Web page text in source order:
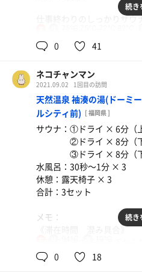
本当に夢のような時間で
も感激です。
施設の皆様、イベントを企
16時〜18時半まで滞在。
おひとりさまが多かで静か
《サウナ》
・14時アウフ、福岡さん
湯らっくすに着いて受付
15分後に福岡さんのアウ
ある事に気付き、猛ダッ
準備してサウナ室へ。
ご本人は「久しぶりだっ
と仰っていましたが、
また腕が上がってないか⁉︎
と思わせる素晴らしい風
大浦さんも参加してくだ
素敵な風と技を披露！
大浦さんの風にピッタリだ
仕事終わりのしっかりサウ
アイスサウナでふっと一息
最近ドームでZAFに頭をのせ
横になるのと、
フォレストで横になる
orZAFで坐禅スタイルが好
休憩でも必ずZAFに頭をの
あの紺色で程よい硬さのク
感謝しかない…
続き
0 41
ネコチャンマン
2021.09.02 1回目の訪問
天然温泉 袖湊の湯(ドーミ
ルシティ前) [ 福岡県 ]
サウナ：①ドライ × 6分（
②ドライ × 8分（下
③ドライ × 8分（下
水風呂：30秒〜1分 × 3
休憩：露天椅子 × 3
合計：3セット
メモ：
《滞在時間 混み具合》
なんと運良く貸切！
続き
0 18